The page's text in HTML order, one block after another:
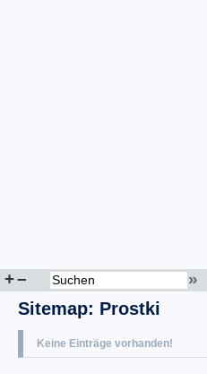
+– »
Sitemap: Prostki
Keine Einträge vorhanden!